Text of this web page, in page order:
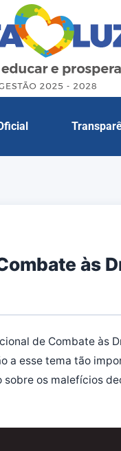
às
de Combate às
a esse tema tão
os malefícios